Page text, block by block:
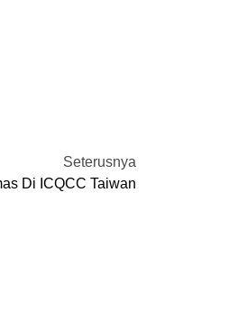
Seterusnya
Di ICQCC Taiwan